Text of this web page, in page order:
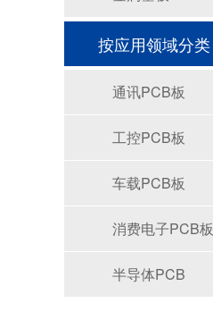
按应用领域分类
通讯PCB板
工控PCB板
车载PCB板
消费电子PCB板
半导体PCB